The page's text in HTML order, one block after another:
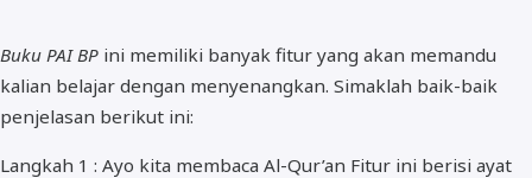
Buku PAI BP ini memiliki banyak fitur yang akan memandu
kalian belajar dengan menyenangkan. Simaklah baik-baik
penjelasan berikut ini:
Langkah 1 : Ayo kita membaca Al-Qur’an Fitur ini berisi ayat